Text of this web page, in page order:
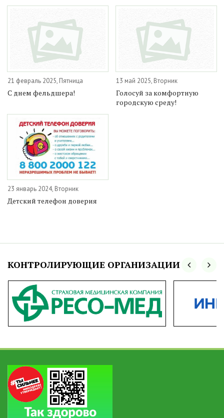
21 февраль 2025, Пятница
С днем фельдшера!
13 май 2025, Вторник
Голосуй за комфортную
городскую среду!
23 январь 2024, Вторник
Детский телефон доверия
КОНТРОЛИРУЮЩИЕ ОРГАНИЗАЦИИ